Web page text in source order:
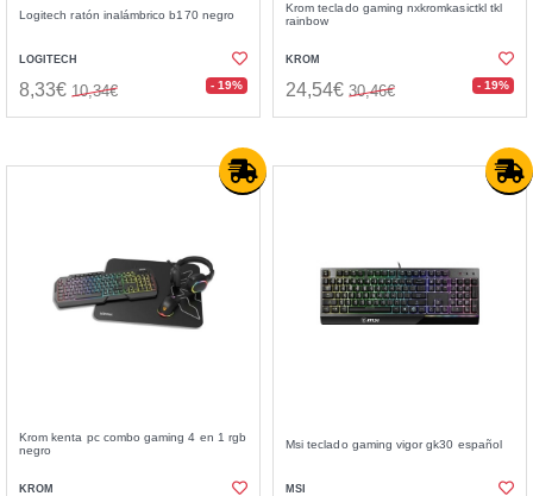
Logitech ratón inalámbrico b170 negro
LOGITECH
8,33€ 10,34€ - 19%
Krom teclado gaming nxkromkasictkl tkl
rainbow
KROM
24,54€ 30,46€ - 19%
Krom kenta pc combo gaming 4 en 1 rgb
negro
KROM
Msi teclado gaming vigor gk30 español
MSI